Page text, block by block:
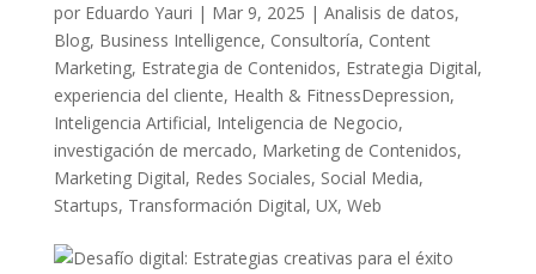
por Eduardo Yauri | Mar 9, 2025 | Analisis de datos,
Blog, Business Intelligence, Consultoría, Content
Marketing, Estrategia de Contenidos, Estrategia Digital,
experiencia del cliente, Health & FitnessDepression,
Inteligencia Artificial, Inteligencia de Negocio,
investigación de mercado, Marketing de Contenidos,
Marketing Digital, Redes Sociales, Social Media,
Startups, Transformación Digital, UX, Web